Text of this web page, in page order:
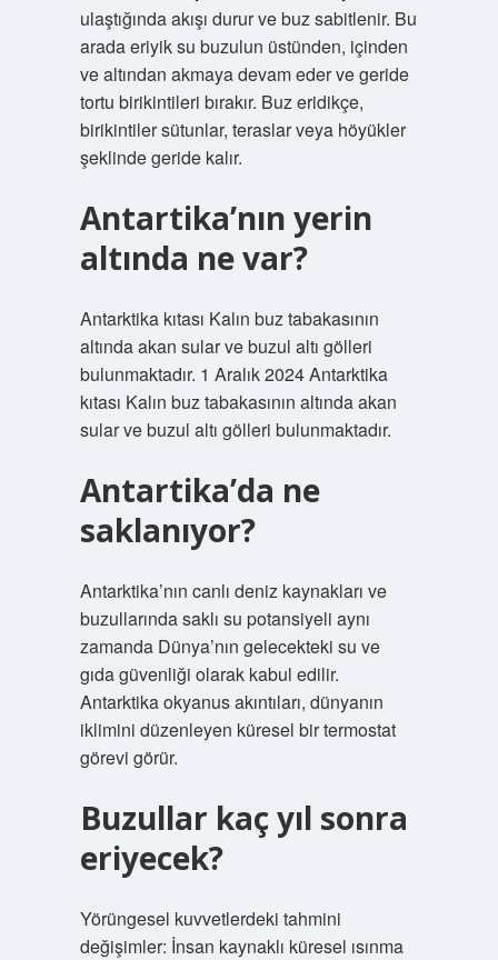
ulaştığında akışı durur ve buz sabitlenir. Bu
arada eriyik su buzulun üstünden, içinden
ve altından akmaya devam eder ve geride
tortu birikintileri bırakır. Buz eridikçe,
birikintiler sütunlar, teraslar veya höyükler
şeklinde geride kalır.
Antartika’nın yerin
altında ne var?
Antarktika kıtası Kalın buz tabakasının
altında akan sular ve buzul altı gölleri
bulunmaktadır. 1 Aralık 2024 Antarktika
kıtası Kalın buz tabakasının altında akan
sular ve buzul altı gölleri bulunmaktadır.
Antartika’da ne
saklanıyor?
Antarktika’nın canlı deniz kaynakları ve
buzullarında saklı su potansiyeli aynı
zamanda Dünya’nın gelecekteki su ve
gıda güvenliği olarak kabul edilir.
Antarktika okyanus akıntıları, dünyanın
iklimini düzenleyen küresel bir termostat
görevi görür.
Buzullar kaç yıl sonra
eriyecek?
Yörüngesel kuvvetlerdeki tahmini
değişimler: İnsan kaynaklı küresel ısınma